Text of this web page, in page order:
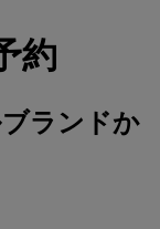
約
ランドか